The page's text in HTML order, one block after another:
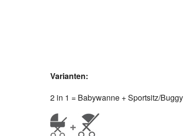
Varianten:
2 in 1 = Babywanne + Sportsitz/Buggy